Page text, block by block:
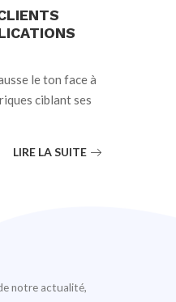
le ton face à
ciblant ses
LIRE LA SUITE
notre actualité,